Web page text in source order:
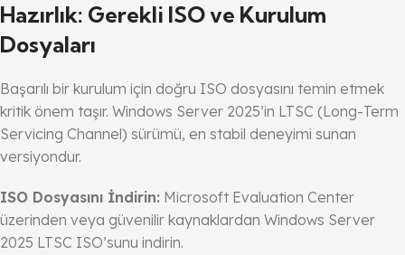
Hazırlık: Gerekli ISO ve Kurulum
Dosyaları
Başarılı bir kurulum için doğru ISO dosyasını temin etmek
kritik önem taşır. Windows Server 2025’in LTSC (Long-Term
Servicing Channel) sürümü, en stabil deneyimi sunan
versiyondur.
ISO Dosyasını İndirin: Microsoft Evaluation Center
üzerinden veya güvenilir kaynaklardan Windows Server
2025 LTSC ISO’sunu indirin.